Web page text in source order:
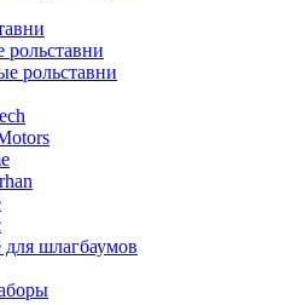
рольставни
шлагбаумов